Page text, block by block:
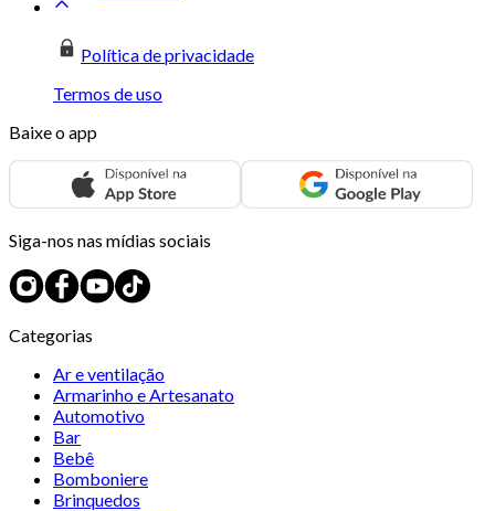
Política de privacidade
Termos de uso
Baixe o app
Siga-nos nas mídias sociais
Categorias
Ar e ventilação
Armarinho e Artesanato
Automotivo
Bar
Bebê
Bomboniere
Brinquedos